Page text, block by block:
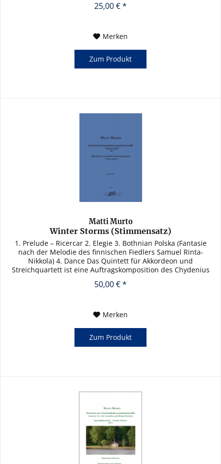
25,00 € *
Merken
Zum Produkt
Matti Murto
Winter Storms (Stimmensatz)
1. Prelude – Ricercar 2. Elegie 3. Bothnian Polska (Fantasie
nach der Melodie des finnischen Fiedlers Samuel Rinta-
Nikkola) 4. Dance Das Quintett für Akkordeon und
Streichquartett ist eine Auftragskomposition des Chydenius
50,00 € *
Merken
Zum Produkt